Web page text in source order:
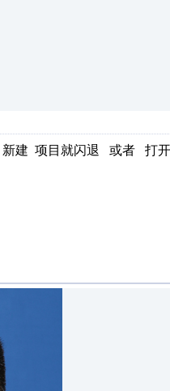
建 项目就闪退 或者 打